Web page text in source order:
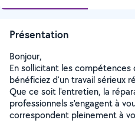
Présentation
Bonjour,
En sollicitant les compétences
bénéficiez d'un travail sérieux
Que ce soit l'entretien, la
professionnels s'engagent à
correspondent pleinement à